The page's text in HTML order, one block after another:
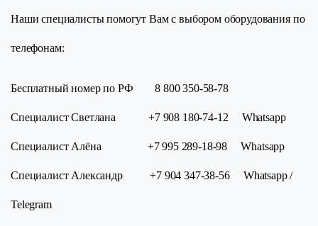
Наши специалисты помогут Вам с выбором оборудования по
телефонам:
Бесплатный номер по РФ 8 800 350-58-78
Специалист Светлана +7 908 180-74-12 Whatsapp
Специалист Алёна +7 995 289-18-98 Whatsapp
Специалист Александр +7 904 347-38-56 Whatsapp /
Telegram